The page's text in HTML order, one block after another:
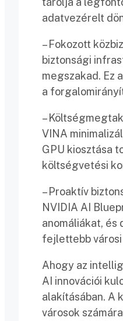
adatvezérelt
– Fokozott
biztonsági
megszakad. Ez
a
–
VINA
GPU kiosztása
költségvetési
– Proaktív
NVIDIA AI
anomáliákat, és
fejlettebb
Ahogy az
AI innovációi
alakításában. A
városok